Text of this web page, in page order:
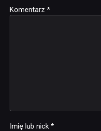
Komentarz *
Imię lub nick *
Alternative: